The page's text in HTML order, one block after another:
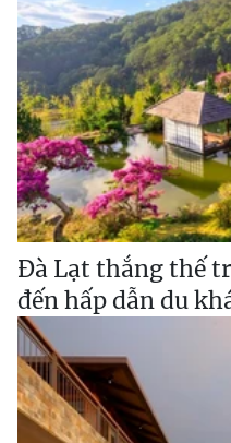
Đà Lạt thắng thế
đến hấp dẫn du